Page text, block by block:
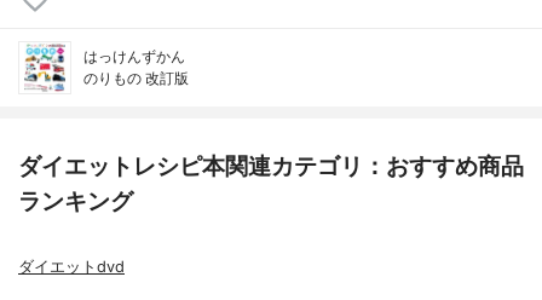
はっけんずかん
のりもの 改訂版
ダイエットレシピ本関連カテゴリ：おすすめ商品
ランキング
ダイエットdvd